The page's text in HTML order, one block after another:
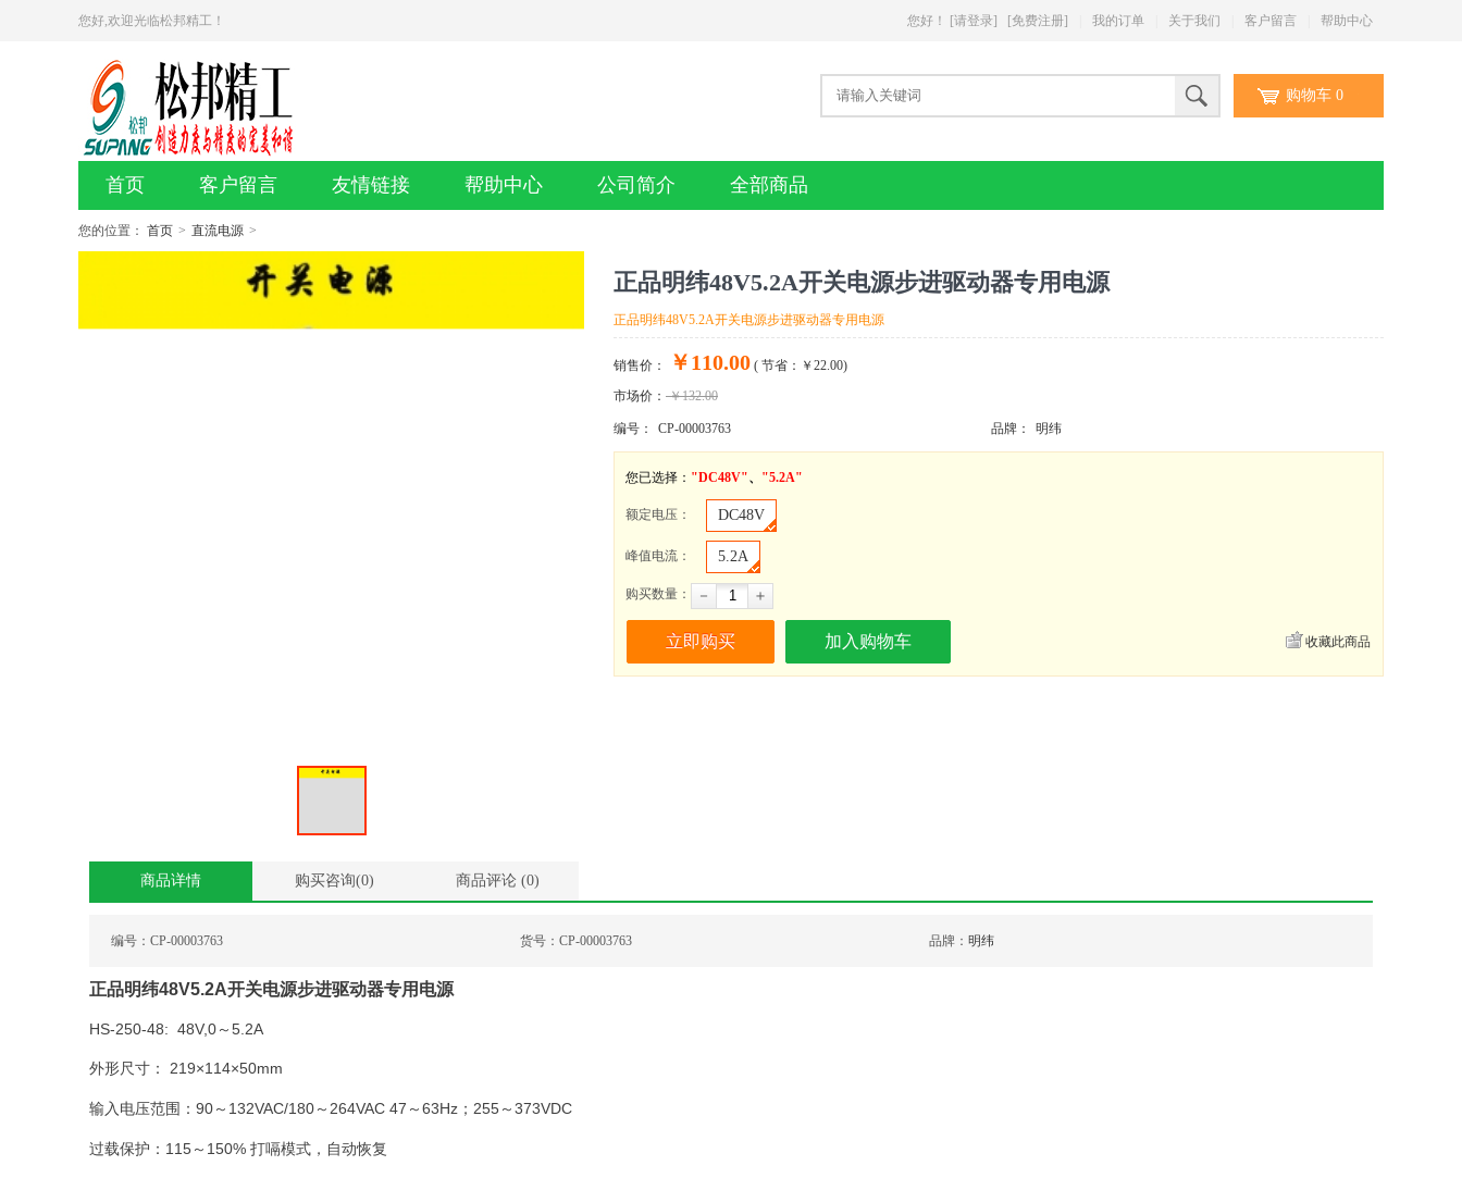
您好,欢迎光临松邦精工！ 我的订单 关于我们 客户留言 帮助中心
您好 ！ [请登录] [免费注册]
购物车 0
首页 客户留言 友情链接 帮助中心 公司简介 全部商品
您的位置： 首页 > 直流电源 >
正品明纬48V5.2A开关电源步进驱动器专用电源
正品明纬48V5.2A开关电源步进驱动器专用电源
销售价： ￥110.00 ( 节省：￥22.00)
市场价： ￥132.00
编号： CP-00003763 品牌： 明纬
您已选择： "DC48V"、 "5.2A"
额定电压 ： DC48V
峰值电流 ： 5.2A
购买数量： ＋
－
收藏此商品
商品详情 购买咨询(0) 商品评论 (0)
编号： CP-00003763 货号：CP-00003763 品牌：明纬
正品明纬48V5.2A开关电源步进驱动器专用电源
HS-250-48: 48V,0～5.2A
外形尺寸： 219×114×50mm
输入电压范围：90～132VAC/180～264VAC 47～63Hz；255～373VDC
过载保护：115～150% 打嗝模式，自动恢复